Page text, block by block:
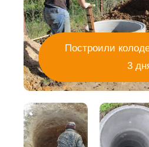
Построили
3